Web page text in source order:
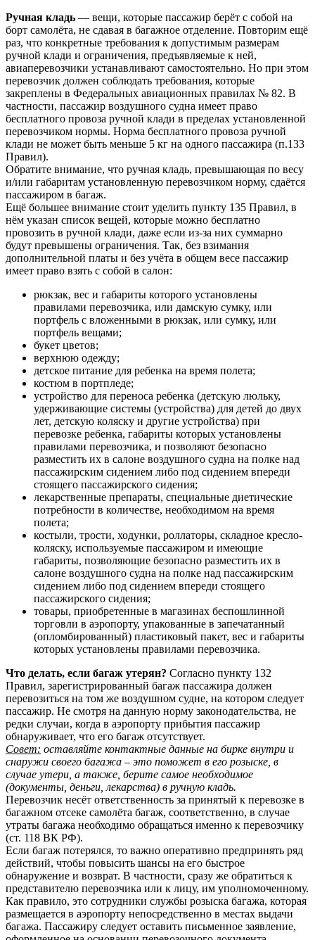
Ручная кладь — вещи, которые пассажир берёт с собой на
борт самолёта, не сдавая в багажное отделение. Повторим ещё
раз, что конкретные требования к допустимым размерам
ручной клади и ограничения, предъявляемые к ней,
авиаперевозчики устанавливают самостоятельно. Но при этом
перевозчик должен соблюдать требования, которые
закреплены в Федеральных авиационных правилах № 82. В
частности, пассажир воздушного судна имеет право
бесплатного провоза ручной клади в пределах установленной
перевозчиком нормы. Норма бесплатного провоза ручной
клади не может быть меньше 5 кг на одного пассажира (п.133
Правил).
Обратите внимание, что ручная кладь, превышающая по весу
и/или габаритам установленную перевозчиком норму, сдаётся
пассажиром в багаж.
Ещё большее внимание стоит уделить пункту 135 Правил, в
нём указан список вещей, которые можно бесплатно
провозить в ручной клади, даже если из-за них суммарно
будут превышены ограничения. Так, без взимания
дополнительной платы и без учёта в общем весе пассажир
имеет право взять с собой в салон:
рюкзак, вес и габариты которого установлены
правилами перевозчика, или дамскую сумку, или
портфель с вложенными в рюкзак, или сумку, или
портфель вещами;
букет цветов;
верхнюю одежду;
детское питание для ребенка на время полета;
костюм в портпледе;
устройство для переноса ребенка (детскую люльку,
удерживающие системы (устройства) для детей до двух
лет, детскую коляску и другие устройства) при
перевозке ребенка, габариты которых установлены
правилами перевозчика, и позволяют безопасно
разместить их в салоне воздушного судна на полке над
пассажирским сидением либо под сидением впереди
стоящего пассажирского сидения;
лекарственные препараты, специальные диетические
потребности в количестве, необходимом на время
полета;
костыли, трости, ходунки, роллаторы, складное кресло-
коляску, используемые пассажиром и имеющие
габариты, позволяющие безопасно разместить их в
салоне воздушного судна на полке над пассажирским
сидением либо под сидением впереди стоящего
пассажирского сидения;
товары, приобретенные в магазинах беспошлинной
торговли в аэропорту, упакованные в запечатанный
(опломбированный) пластиковый пакет, вес и габариты
которых установлены правилами перевозчика.
Что делать, если багаж утерян? Согласно пункту 132
Правил, зарегистрированный багаж пассажира должен
перевозиться на том же воздушном судне, на котором следует
пассажир. Не смотря на данную норму законодательства, не
редки случаи, когда в аэропорту прибытия пассажир
обнаруживает, что его багаж отсутствует.
Совет: оставляйте контактные данные на бирке внутри и
снаружи своего багажа – это поможет в его розыске, в
случае утери, а также, берите самое необходимое
(документы, деньги, лекарства) в ручную кладь.
Перевозчик несёт ответственность за принятый к перевозке в
багажном отсеке самолёта багаж, соответственно, в случае
утраты багажа необходимо обращаться именно к перевозчику
(ст. 118 ВК РФ).
Если багаж потерялся, то важно оперативно предпринять ряд
действий, чтобы повысить шансы на его быстрое
обнаружение и возврат. В частности, сразу же обратиться к
представителю перевозчика или к лицу, им уполномоченному.
Как правило, это сотрудники службы розыска багажа, которая
размещается в аэропорту непосредственно в местах выдачи
багажа. Пассажиру следует оставить письменное заявление,